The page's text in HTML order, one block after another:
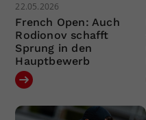
22.05.2026
French Open: Auch
Rodionov schafft
Sprung in den
Hauptbewerb